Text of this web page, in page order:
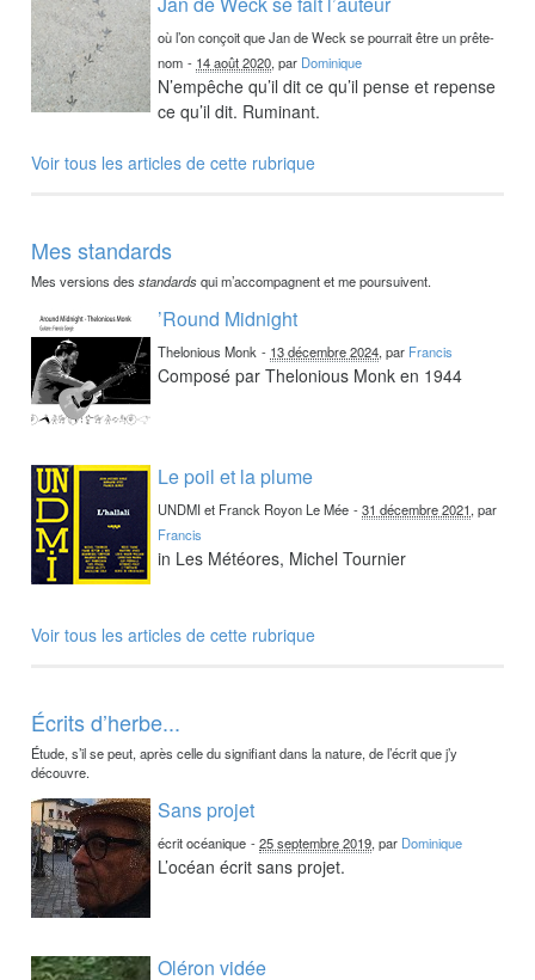
où l’on conçoit que Jan de Weck se pourrait être un prête-
nom - 14 août 2020, par Dominique
N’empêche qu’il dit ce qu’il pense et repense
ce qu’il dit. Ruminant.
Voir tous les articles de cette rubrique
Mes standards
Mes versions desstandardsqui m’accompagnent et me poursuivent.
’Round Midnight
Thelonious Monk - 13 décembre 2024, par Francis
Composé par Thelonious Monk en 1944
Le poil et la plume
UNDMI et Franck Royon Le Mée -31 décembre 2021, par
Francis
in Les Météores, Michel Tournier
Voir tous les articles de cette rubrique
Écrits d’herbe...
Étude, s’il se peut, après celle du signifiant dans la nature, de l’écrit que j’y
découvre.
Sans projet
écrit océanique -25 septembre 2019, par Dominique
L’océan écrit sans projet.
Oléron vidée